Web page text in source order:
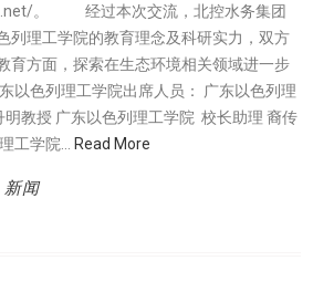
。 经过本次交流，北控水务集团
列理工学院的教育理念及科研实力，双方
育方面，探索在生态环境相关领域进一步
以色列理工学院出席人员： 广东以色列理
教授 广东以色列理工学院 校长助理 裔传
工学院… Read More
新闻